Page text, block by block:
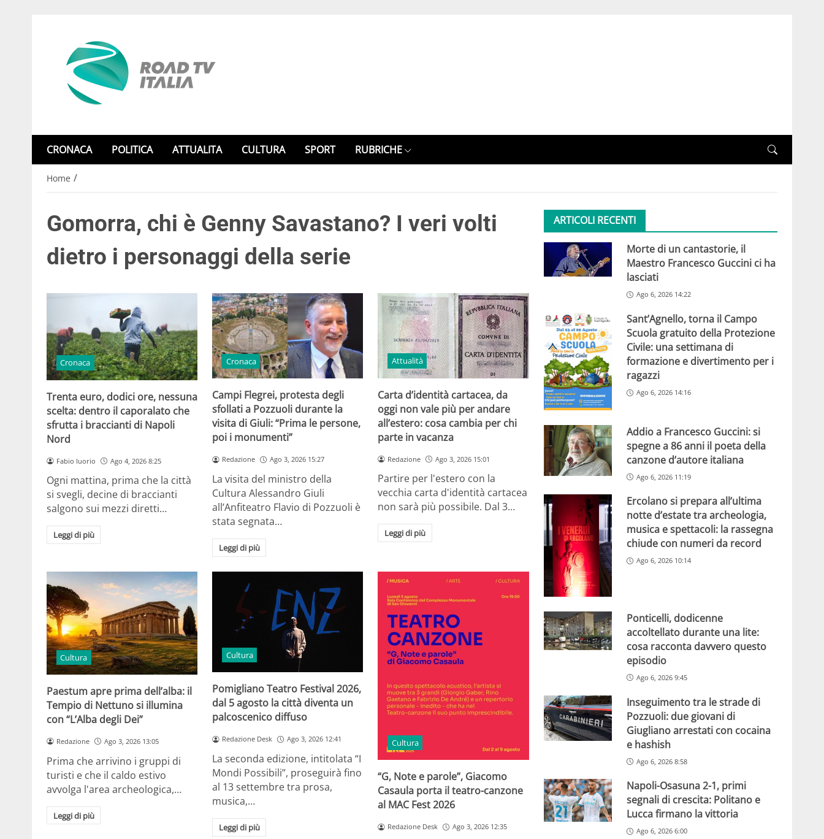
CRONACA POLITICA ATTUALITA CULTURA SPORT RUBRICHE
Home /
Gomorra, chi è Genny Savastano? I veri volti
dietro i personaggi della serie
Cronaca
Trenta euro, dodici ore, nessuna
scelta: dentro il caporalato che
sfrutta i braccianti di Napoli
Nord
Fabio Iuorio Ago 4, 2026 8:25
Ogni mattina, prima che la città
si svegli, decine di braccianti
salgono sui mezzi diretti…
Leggi di più
Cronaca
Campi Flegrei, protesta degli
sfollati a Pozzuoli durante la
visita di Giuli: “Prima le persone,
poi i monumenti”
Redazione Ago 3, 2026 15:27
La visita del ministro della
Cultura Alessandro Giuli
all’Anfiteatro Flavio di Pozzuoli è
stata segnata…
Leggi di più
Attualità
Carta d’identità cartacea, da
oggi non vale più per andare
all’estero: cosa cambia per chi
parte in vacanza
Redazione Ago 3, 2026 15:01
Partire per l'estero con la
vecchia carta d'identità cartacea
non sarà più possibile. Dal 3…
Leggi di più
Cultura
Paestum apre prima dell’alba: il
Tempio di Nettuno si illumina
con “L’Alba degli Dei”
Redazione Ago 3, 2026 13:05
Prima che arrivino i gruppi di
turisti e che il caldo estivo
avvolga l'area archeologica,…
Leggi di più
Cultura
Pomigliano Teatro Festival 2026,
dal 5 agosto la città diventa un
palcoscenico diffuso
Redazione Desk Ago 3, 2026 12:41
La seconda edizione, intitolata “I
Mondi Possibili”, proseguirà fino
al 13 settembre tra prosa,
musica,…
Leggi di più
Cultura
“G, Note e parole”, Giacomo
Casaula porta il teatro-canzone
al MAC Fest 2026
Redazione Desk Ago 3, 2026 12:35
ARTICOLI RECENTI
Morte di un cantastorie, il
Maestro Francesco Guccini ci ha
lasciati
Ago 6, 2026 14:22
Sant’Agnello, torna il Campo
Scuola gratuito della Protezione
Civile: una settimana di
formazione e divertimento per i
ragazzi
Ago 6, 2026 14:16
Addio a Francesco Guccini: si
spegne a 86 anni il poeta della
canzone d’autore italiana
Ago 6, 2026 11:19
Ercolano si prepara all’ultima
notte d’estate tra archeologia,
musica e spettacoli: la rassegna
chiude con numeri da record
Ago 6, 2026 10:14
Ponticelli, dodicenne
accoltellato durante una lite:
cosa racconta davvero questo
episodio
Ago 6, 2026 9:45
Inseguimento tra le strade di
Pozzuoli: due giovani di
Giugliano arrestati con cocaina
e hashish
Ago 6, 2026 8:58
Napoli-Osasuna 2-1, primi
segnali di crescita: Politano e
Lucca firmano la vittoria
Ago 6, 2026 6:00